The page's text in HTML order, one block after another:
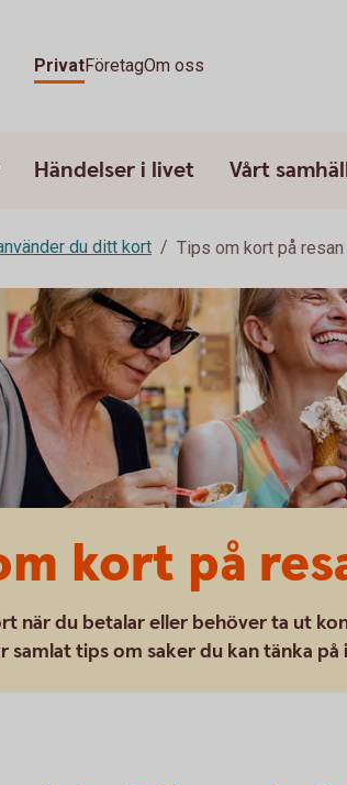
PrivatFöretagOm oss
Händelser i livet Vårt
du ditt kort Tips om kort på
kort på
när du betalar eller behöver ta ut
samlat tips om saker du kan tänka